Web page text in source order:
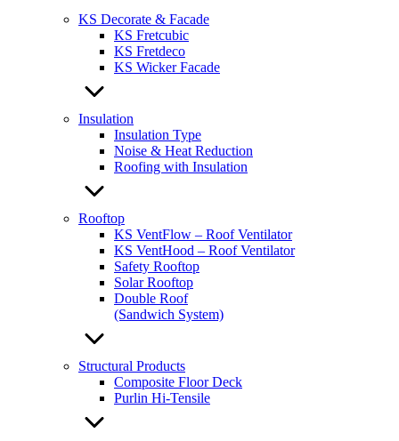
KS Decorate & Facade
KS Fretcubic
KS Fretdeco
KS Wicker Facade
Insulation
Insulation Type
Noise & Heat Reduction
Roofing with Insulation
Rooftop
KS VentFlow – Roof Ventilator
KS VentHood – Roof Ventilator
Safety Rooftop
Solar Rooftop
Double Roof
(Sandwich System)
Structural Products
Composite Floor Deck
Purlin Hi-Tensile